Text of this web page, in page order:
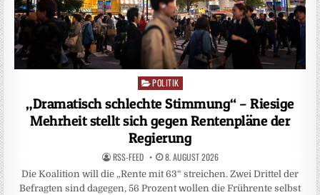
Posted
in
POLITIK
„Dramatisch schlechte Stimmung“ – Riesige
Mehrheit stellt sich gegen Rentenpläne der
Regierung
RSS-FEED 8. AUGUST 2026
Die Koalition will die „Rente mit 63“ streichen. Zwei Drittel der
Befragten sind dagegen, 56 Prozent wollen die Frührente selbst